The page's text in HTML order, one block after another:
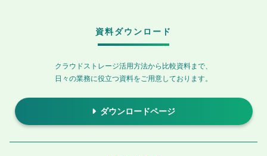
資料ダウンロード
クラウドストレージ活用方法から比較資料まで、
日々の業務に役立つ資料をご用意しております。
ダウンロードページ